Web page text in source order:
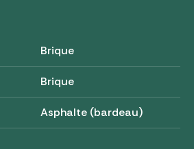
Brique
Brique
Asphalte (bardeau)